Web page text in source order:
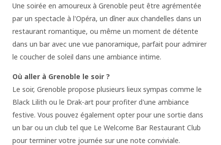
Une soirée en amoureux à Grenoble peut être agrémentée
par un spectacle à l'Opéra, un dîner aux chandelles dans un
restaurant romantique, ou même un moment de détente
dans un bar avec une vue panoramique, parfait pour admirer
le coucher de soleil dans une ambiance intime.
Où aller à Grenoble le soir ?
Le soir, Grenoble propose plusieurs lieux sympas comme le
Black Lilith ou le Drak-art pour profiter d'une ambiance
festive. Vous pouvez également opter pour une sortie dans
un bar ou un club tel que Le Welcome Bar Restaurant Club
pour terminer votre journée sur une note conviviale.